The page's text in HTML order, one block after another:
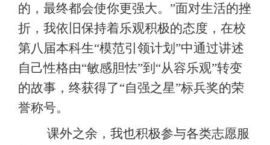
的，最终都会使你更强大。”面对生活的挫
折，我依旧保持着乐观积极的态度，在校
第八届本科生“模范引领计划”中通过讲述
自己性格由“敏感胆怯”到“从容乐观”转变
的故事，终获得了“自强之星”标兵奖的荣
誉称号。
课外之余，我也积极参与各类志愿服